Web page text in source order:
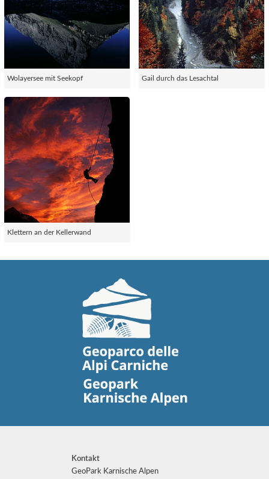
Wolayersee mit Seekopf Gail durch das Lesachtal
Klettern an der Kellerwand
Kontakt
GeoPark Karnische Alpen